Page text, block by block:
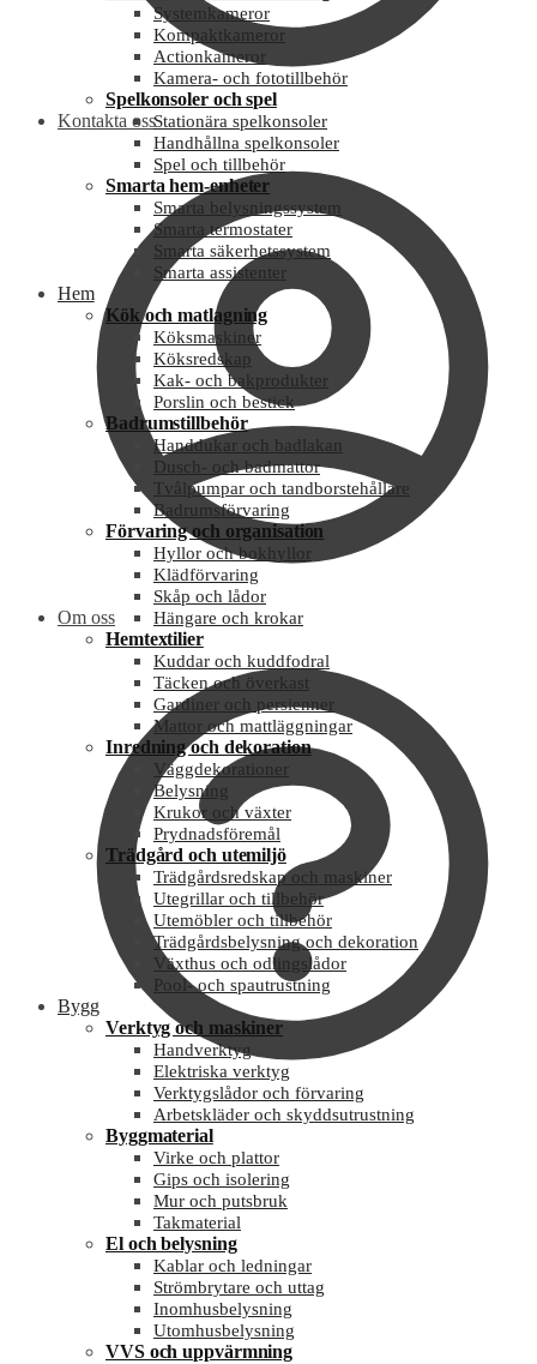
Kontakta oss
Om oss
Systemkameror
Kompaktkameror
Actionkameror
Kamera- och fototillbehör
Spelkonsoler och spel
Stationära spelkonsoler
Handhållna spelkonsoler
Spel och tillbehör
Smarta hem-enheter
Smarta belysningssystem
Smarta termostater
Smarta säkerhetssystem
Smarta assistenter
Hem
Kök och matlagning
Köksmaskiner
Köksredskap
Kak- och bakprodukter
Porslin och bestick
Badrumstillbehör
Handdukar och badlakan
Dusch- och badmattor
Tvålpumpar och tandborstehållare
Badrumsförvaring
Förvaring och organisation
Hyllor och bokhyllor
Klädförvaring
Skåp och lådor
Hängare och krokar
Hemtextilier
Kuddar och kuddfodral
Täcken och överkast
Gardiner och persienner
Mattor och mattläggningar
Inredning och dekoration
Väggdekorationer
Belysning
Krukor och växter
Prydnadsföremål
Trädgård och utemiljö
Trädgårdsredskap och maskiner
Utegrillar och tillbehör
Utemöbler och tillbehör
Trädgårdsbelysning och dekoration
Växthus och odlingslådor
Pool- och spautrustning
Bygg
Verktyg och maskiner
Handverktyg
Elektriska verktyg
Verktygslådor och förvaring
Arbetskläder och skyddsutrustning
Byggmaterial
Virke och plattor
Gips och isolering
Mur och putsbruk
Takmaterial
El och belysning
Kablar och ledningar
Strömbrytare och uttag
Inomhusbelysning
Utomhusbelysning
VVS och uppvärmning